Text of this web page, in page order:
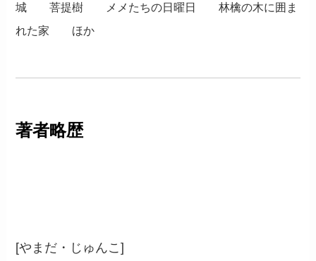
城 菩提樹 メメたちの日曜日 林檎の木に囲ま
れた家 ほか
著者略歴
[やまだ・じゅんこ]